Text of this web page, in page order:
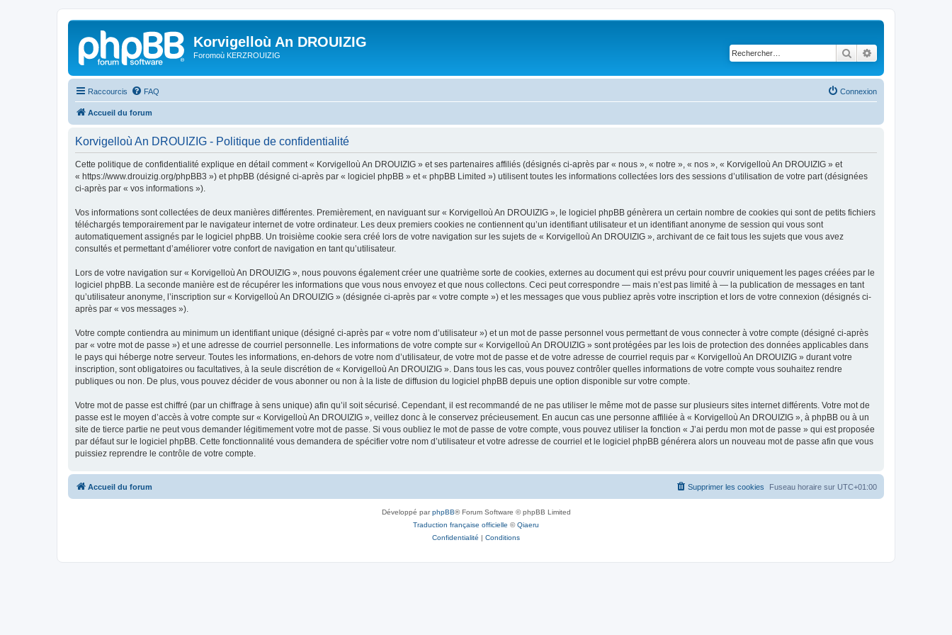
Korvigelloù An DROUIZIG
Foromoù KERZROUIZIG Rechercher
Raccourcis FAQ Connexion
Accueil du forum
Korvigelloù An DROUIZIG - Politique de confidentialité
Cette politique de confidentialité explique en détail comment « Korvigelloù An DROUIZIG » et ses partenaires affiliés (désignés ci-après par « nous », « notre », « nos », « Korvigelloù An DROUIZIG » et
« https://www.drouizig.org/phpBB3 ») et phpBB (désigné ci-après par « logiciel phpBB » et « phpBB Limited ») utilisent toutes les informations collectées lors des sessions d’utilisation de votre part (désignées
ci-après par « vos informations »).
Vos informations sont collectées de deux manières différentes. Premièrement, en naviguant sur « Korvigelloù An DROUIZIG », le logiciel phpBB génèrera un certain nombre de cookies qui sont de petits fichiers
téléchargés temporairement par le navigateur internet de votre ordinateur. Les deux premiers cookies ne contiennent qu’un identifiant utilisateur et un identifiant anonyme de session qui vous sont
automatiquement assignés par le logiciel phpBB. Un troisième cookie sera créé lors de votre navigation sur les sujets de « Korvigelloù An DROUIZIG », archivant de ce fait tous les sujets que vous avez
consultés et permettant d’améliorer votre confort de navigation en tant qu’utilisateur.
Lors de votre navigation sur « Korvigelloù An DROUIZIG », nous pouvons également créer une quatrième sorte de cookies, externes au document qui est prévu pour couvrir uniquement les pages créées par le
logiciel phpBB. La seconde manière est de récupérer les informations que vous nous envoyez et que nous collectons. Ceci peut correspondre — mais n’est pas limité à — la publication de messages en tant
qu’utilisateur anonyme, l’inscription sur « Korvigelloù An DROUIZIG » (désignée ci-après par « votre compte ») et les messages que vous publiez après votre inscription et lors de votre connexion (désignés ci-
après par « vos messages »).
Votre compte contiendra au minimum un identifiant unique (désigné ci-après par « votre nom d’utilisateur ») et un mot de passe personnel vous permettant de vous connecter à votre compte (désigné ci-après
par « votre mot de passe ») et une adresse de courriel personnelle. Les informations de votre compte sur « Korvigelloù An DROUIZIG » sont protégées par les lois de protection des données applicables dans
le pays qui héberge notre serveur. Toutes les informations, en-dehors de votre nom d’utilisateur, de votre mot de passe et de votre adresse de courriel requis par « Korvigelloù An DROUIZIG » durant votre
inscription, sont obligatoires ou facultatives, à la seule discrétion de « Korvigelloù An DROUIZIG ». Dans tous les cas, vous pouvez contrôler quelles informations de votre compte vous souhaitez rendre
publiques ou non. De plus, vous pouvez décider de vous abonner ou non à la liste de diffusion du logiciel phpBB depuis une option disponible sur votre compte.
Votre mot de passe est chiffré (par un chiffrage à sens unique) afin qu’il soit sécurisé. Cependant, il est recommandé de ne pas utiliser le même mot de passe sur plusieurs sites internet différents. Votre mot de
passe est le moyen d’accès à votre compte sur « Korvigelloù An DROUIZIG », veillez donc à le conservez précieusement. En aucun cas une personne affiliée à « Korvigelloù An DROUIZIG », à phpBB ou à un
site de tierce partie ne peut vous demander légitimement votre mot de passe. Si vous oubliez le mot de passe de votre compte, vous pouvez utiliser la fonction « J’ai perdu mon mot de passe » qui est proposée
par défaut sur le logiciel phpBB. Cette fonctionnalité vous demandera de spécifier votre nom d’utilisateur et votre adresse de courriel et le logiciel phpBB générera alors un nouveau mot de passe afin que vous
puissiez reprendre le contrôle de votre compte.
Accueil du forum Fuseau horaire sur UTC+01:00
Supprimer les cookies
Développé parphpBB® Forum Software © phpBB Limited
Traduction française officielle ©Qiaeru
Confidentialité | Conditions